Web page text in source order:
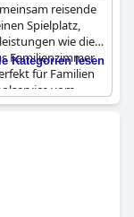
reisende
Spielplatz,
wie die
Familienzimmer
für Familien
vom
bequem auf
war der
war. Insgesamt
Familien, die
verbringen
Kategorien lesen